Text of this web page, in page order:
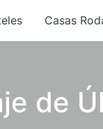
Casas
de